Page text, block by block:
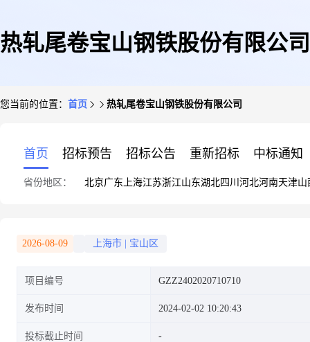
热轧尾卷宝山钢铁股份有限公司
您当前的位置： 首页 热轧尾卷宝山钢铁股份有限公司
首页 招标预告 招标公告 重新招标 中标通知
省份地区： 北京广东 上海江苏浙江山东湖北四川 河北河南天津山
2026-08-09 上海市 宝山区
项目编号 GZZ2402020710710
发布时间 2024-02-02 10:20:43
投标截止时间